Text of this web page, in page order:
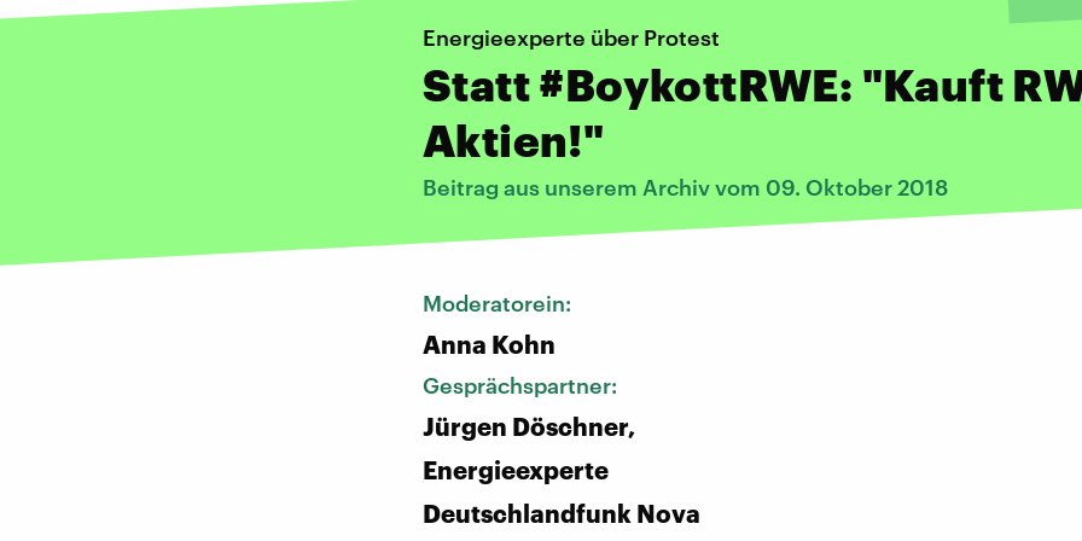
Energieexperte über Protest
Statt #BoykottRWE: "Kauft
Aktien!"
Beitrag aus unserem Archiv vom 09. Oktober 2018
Moderatorein:
Anna Kohn
Gesprächspartner:
Jürgen Döschner,
Energieexperte
Deutschlandfunk Nova